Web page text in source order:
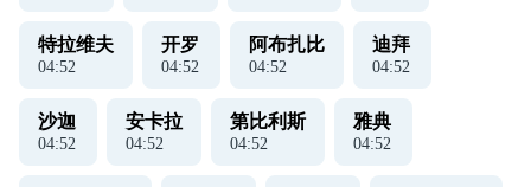
特拉维夫
04:52
开罗
04:52
阿布扎比
04:52
迪拜
04:52
沙迦
04:52
安卡拉
04:52
第比利斯
04:52
雅典
04:52